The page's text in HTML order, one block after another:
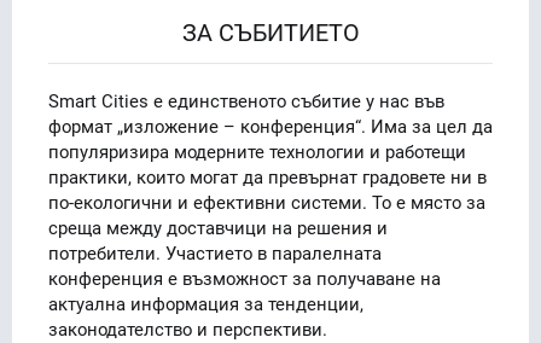
ЗА СЪБИТИЕТО
Smart Cities е единственото събитие у нас във
формат „изложение – конференция“. Има за цел да
популяризира модерните технологии и работещи
практики, които могат да превърнат градовете ни в
по-екологични и ефективни системи. То е място за
среща между доставчици на решения и
потребители. Участието в паралелната
конференция е възможност за получаване на
актуална информация за тенденции,
законодателство и перспективи.